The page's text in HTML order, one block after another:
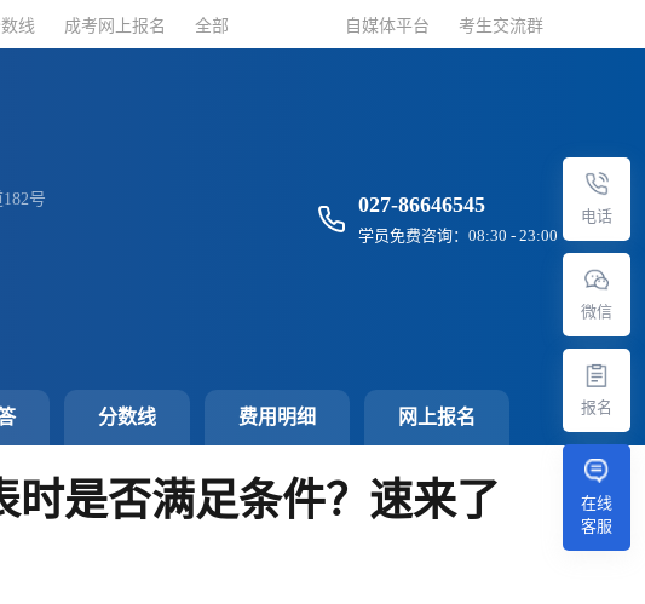
线 成考网上报名 全部 自媒体平台 考生交流群
号 027-86646545
学员免费咨询：08:30 - 23:00
分数线 费用明细 网上报名
电话
微信
报名
在线
客服
是否满足条件？速来了
线 成考网上报名 全部 自媒体平台 考生交流群